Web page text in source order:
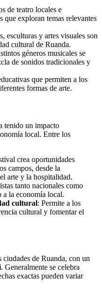
de teatro locales e
que exploran temas relevantes
esculturas y artes visuales son
cultural de Ruanda.
géneros musicales se
de sonidos tradicionales y
que permiten a los
formas de arte.
tenido un impacto
local. Entre los
crea oportunidades
campos, desde la
arte y la hospitalidad.
tanto nacionales como
a la economía local.
cultural: Permite a los
cultural y fomentar el
de Ruanda, con un
. Generalmente se celebra
exactas pueden variar